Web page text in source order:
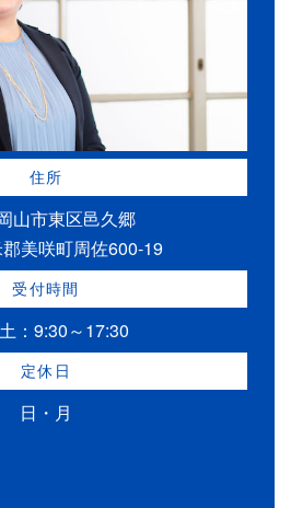
住所
山市東区邑久郷
美咲町周佐600-19
受付時間
：9:30～17:30
定休日
日・月